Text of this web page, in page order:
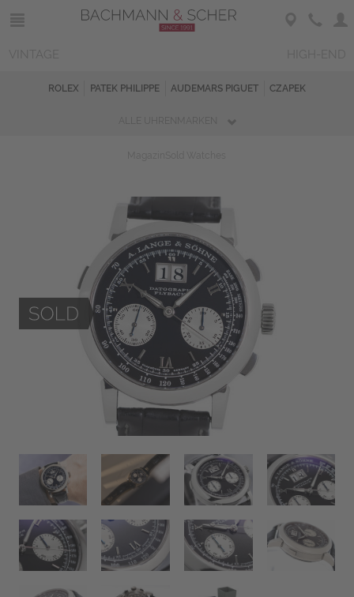
ROLEX PATEK PHILIPPE AUDEMARS PIGUET CZAPEK